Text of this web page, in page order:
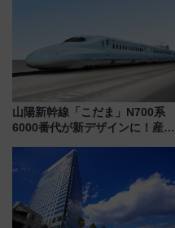
山陽新幹線「こだま」N700系
6000番代が新デザインに！産学
用は今冬から